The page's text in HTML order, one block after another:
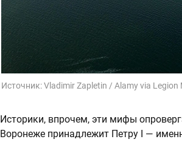
Источник:Vladimir Zapletin / Alamy via Legion
Историки, впрочем, эти мифы
Воронеже принадлежит Петру I —